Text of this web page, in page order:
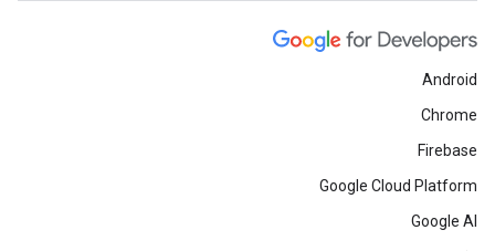
Android
Chrome
Firebase
Google Cloud Platform
Google AI